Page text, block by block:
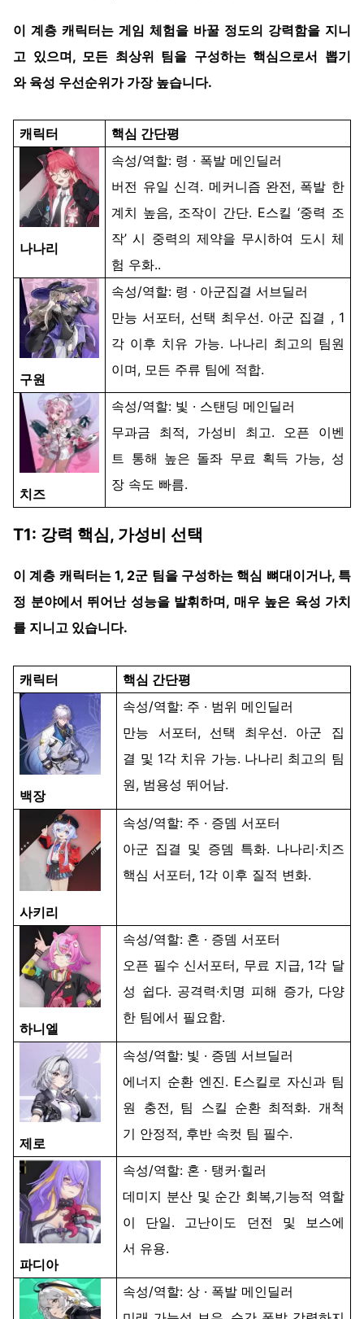
이 계층 캐릭터는 게임 체험을 바꿀 정도의 강력함을 지니
고 있으며, 모든 최상위 팀을 구성하는 핵심으로서 뽑기
와 육성 우선순위가 가장 높습니다.
캐릭터 핵심 간단평
나나리
속성/역할: 령 · 폭발 메인딜러
버전 유일 신격. 메커니즘 완전, 폭발 한
계치 높음, 조작이 간단. E스킬 ‘중력 조
작’시 중력의 제약을 무시하여 도시 체
험 우화..
구원
속성/역할: 령 · 아군집결 서브딜러
만능 서포터, 선택 최우선. 아군 집결 , 1
각 이후 치유 가능. 나나리 최고의 팀원
이며, 모든 주류 팀에 적합.
치즈
속성/역할: 빛 · 스탠딩 메인딜러
무과금
최적, 가성비 최고. 오픈
이벤
트 통해 높은 돌좌 무료 획득 가능, 성
장 속도 빠름.
T1: 강력 핵심, 가성비 선택
이 계층 캐릭터는1, 2군 팀을 구성하는 핵심 뼈대이거나, 특
정 분야에서 뛰어난 성능을 발휘하며, 매우 높은 육성 가치
를 지니고 있습니다.
캐릭터 핵심 간단평
백장
속성/역할: 주 · 범위 메인딜러
만능
서포터, 선택 최우선. 아군 집
결 및 1각 치유 가능. 나나리 최고의 팀
원, 범용성 뛰어남.
사키리
속성/역할: 주 · 증뎀 서포터
아군 집결 및 증뎀 특화. 나나리·치즈
핵심 서포터, 1각 이후 질적 변화.
하니엘
속성/역할: 혼 · 증뎀 서포터
오픈 필수 신서포터, 무료 지급, 1각 달
성 쉽다. 공격력·치명 피해 증가, 다양
한 팀에서 필요함.
제로
속성/역할: 빛 · 증뎀 서브딜러
에너지 순환 엔진. E스킬로 자신과 팀
원
충전, 팀 스킬 순환 최적화. 개척
기 안정적, 후반 속컷 팀 필수.
파디아
속성/역할: 혼 · 탱커·힐러
데미지 분산 및 순간 회복,기능적 역할
이 단일. 고난이도 던전 및
보스에
서 유용.
속성/역할:상 · 폭발 메인딜러